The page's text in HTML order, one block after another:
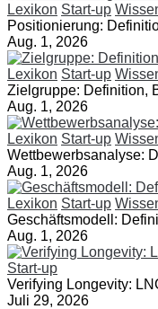
Lexikon Start-up
Positionierung:
Aug. 1, 2026
Lexikon Start-up
Zielgruppe: Definition,
Aug. 1, 2026
Lexikon Start-up
Wettbewerbsanalyse:
Aug. 1, 2026
Lexikon Start-up
Geschäftsmodell:
Aug. 1, 2026
Start-up
Verifying Longevity:
Juli 29, 2026